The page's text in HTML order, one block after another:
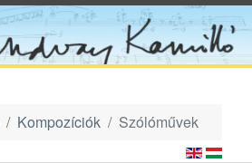
Kompozíciók Szólóművek